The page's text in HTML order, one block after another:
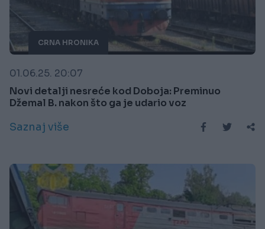
CRNA HRONIKA
01.06.25. 20:07
Novi detalji nesreće kod Doboja: Preminuo
Džemal B. nakon što ga je udario voz
Saznaj više